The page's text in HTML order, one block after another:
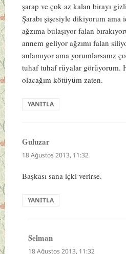
şarap ve çok az kalan birayı
Şarabı şişesiyle dikiyorum
ağzıma bulaşıyor falan
annem geliyor ağzımı falan
anlamıyor ama yorumlarsanız
tuhaf tuhaf rüyalar görüyorum.
olacağım kötüyüm zaten.
YANITLA
Guluzardedi
ki:
18 Ağustos 2013, 11:32
Başkası sana içki verirse.
YANITLA
Selmandedi
ki:
18 Ağustos 2013, 11:32